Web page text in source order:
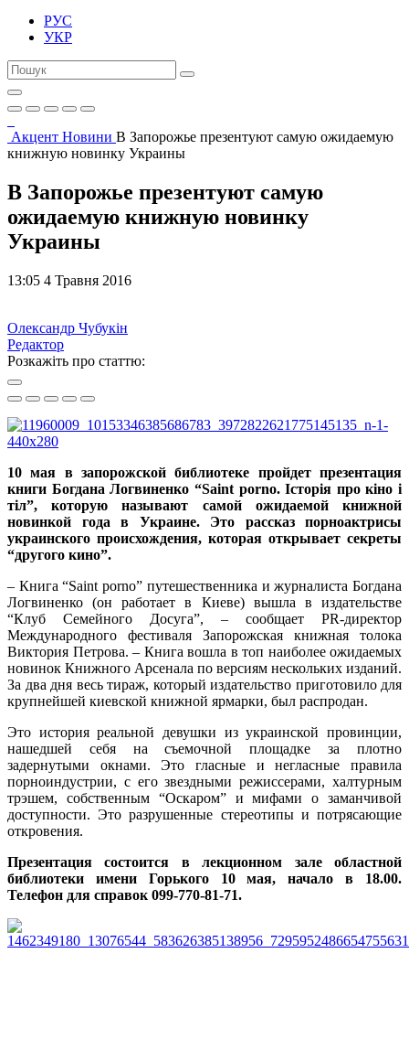
РУС
УКР
Акцент Новини В Запорожье презентуют самую ожидаемую
книжную новинку Украины
В Запорожье презентуют самую
ожидаемую книжную новинку
Украины
13:05 4 Травня 2016
Олександр Чубукін
Редактор
Розкажіть про статтю:
10 мая в запорожской библиотеке пройдет презентация
книги Богдана Логвиненко “Saint porno. Історія про кіно і
тіл”, которую называют самой ожидаемой книжной
новинкой года в Украине. Это рассказ порноактрисы
украинского происхождения, которая открывает секреты
“другого кино”.
– Книга “Saint porno” путешественника и журналиста Богдана
Логвиненко (он работает в Киеве) вышла в издательстве
“Клуб Семейного Досуга”, – сообщает PR-директор
Международного фестиваля Запорожская книжная толока
Виктория Петрова. – Книга вошла в топ наиболее ожидаемых
новинок Книжного Арсенала по версиям нескольких изданий.
За два дня весь тираж, который издательство приготовило для
крупнейшей киевской книжной ярмарки, был распродан.
Это история реальной девушки из украинской провинции,
нашедшей себя на съемочной площадке за плотно
задернутыми окнами. Это гласные и негласные правила
порноиндустрии, с его звездными режиссерами, халтурным
трэшем, собственным “Оскаром” и мифами о заманчивой
доступности. Это разрушенные стереотипы и потрясающие
откровения.
Презентация состоится в лекционном зале областной
библиотеки имени Горького 10 мая, начало в 18.00.
Телефон для справок 099-770-81-71.